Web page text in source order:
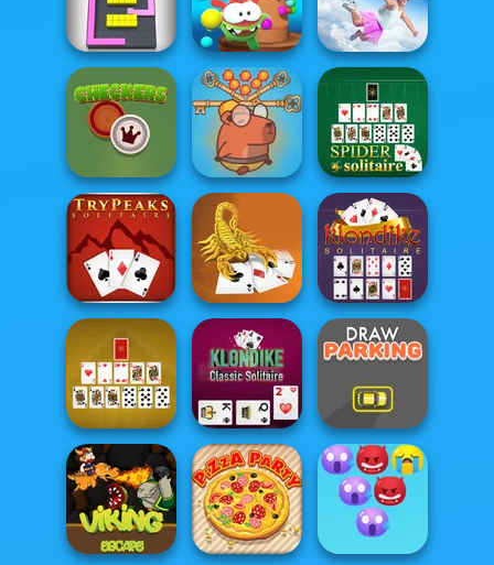
Skydom Patterns Link Fruit Party
Color Fill 3D
Om Nom Tower
3D
Falling Art
Ragdoll
Simulator
Checkers
Save Baby
Capybaras: Pull
Pin
Spider Solitaire
Tripeaks Solitaire
Scorpion
Solitaire
Klondike
Solitaire Classic
Pyramid Solitaire
Klondike Classic
Solitaire
Draw Parking